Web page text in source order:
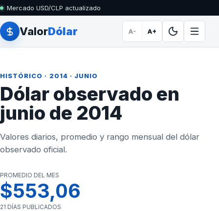
Mercado USD/CLP actualizado
ValorDólar A- A+
HISTÓRICO · 2014 · JUNIO
Dólar observado en
junio de 2014
Valores diarios, promedio y rango mensual del dólar
observado oficial.
PROMEDIO DEL MES
$553,06
21 DÍAS PUBLICADOS